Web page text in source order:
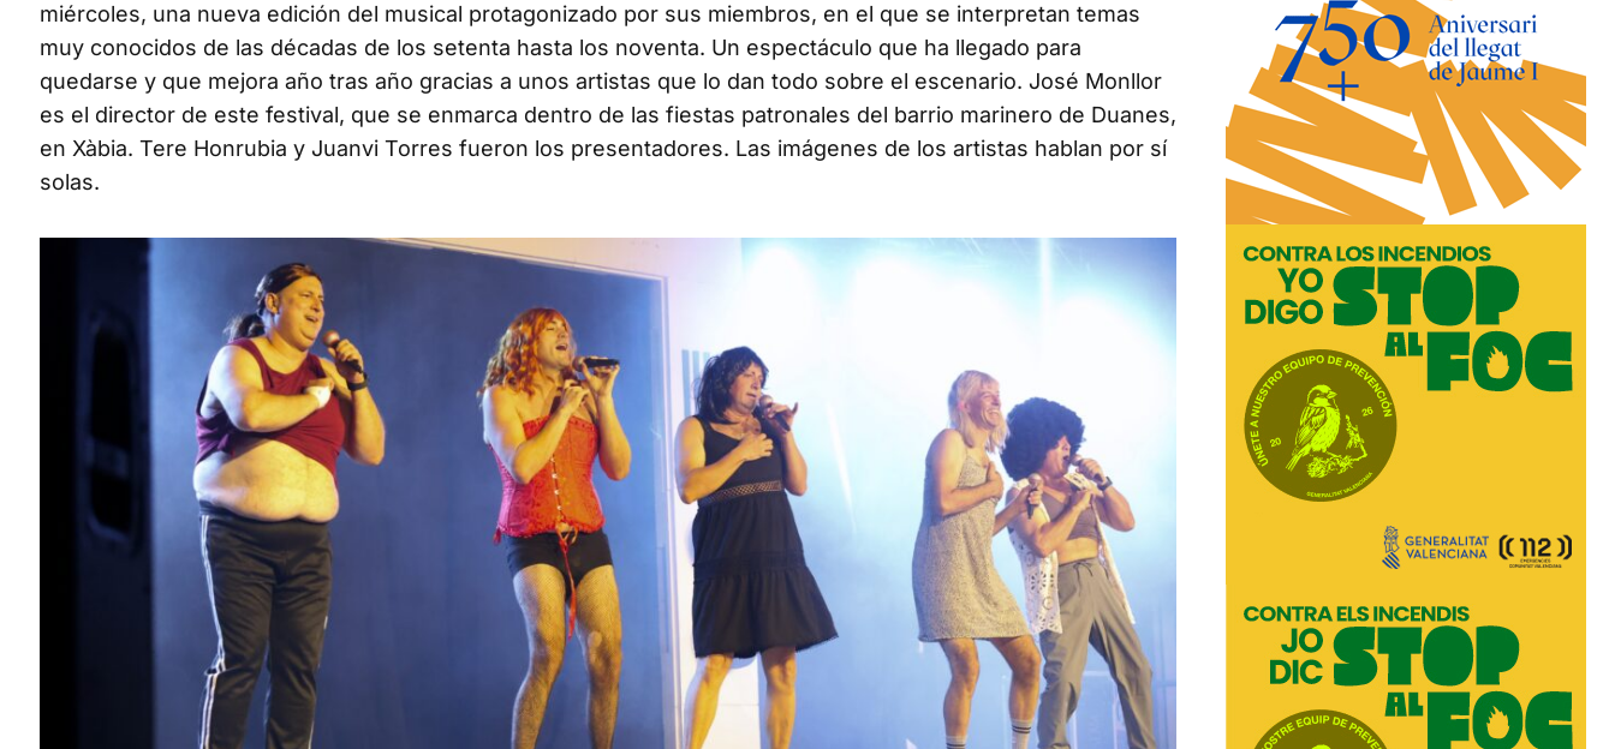
miércoles, una nueva edición del musical protagonizado por sus miembros, en el que se interpretan temas
muy conocidos de las décadas de los setenta hasta los noventa. Un espectáculo que ha llegado para
quedarse y que mejora año tras año gracias a unos artistas que lo dan todo sobre el escenario. José Monllor
es el director de este festival, que se enmarca dentro de las fiestas patronales del barrio marinero de Duanes,
en Xàbia. Tere Honrubia y Juanvi Torres fueron los presentadores. Las imágenes de los artistas hablan por sí
solas.